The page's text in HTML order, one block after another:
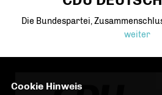
Die Bundespartei,
weiter
Cookie Hinweis